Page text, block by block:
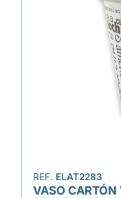
REF. ELAT2283
VASO